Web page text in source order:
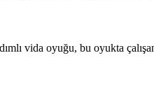
vida oyuğu, bu oyukta